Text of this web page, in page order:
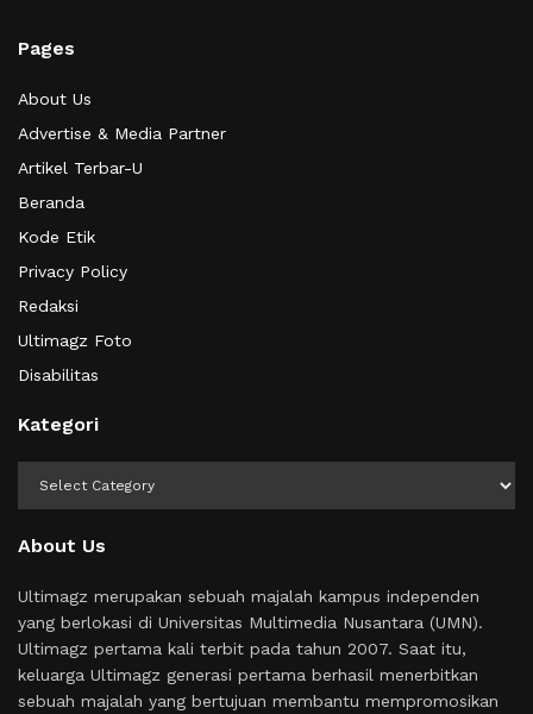
Pages
About Us
Advertise & Media Partner
Artikel Terbar-U
Beranda
Kode Etik
Privacy Policy
Redaksi
Ultimagz Foto
Disabilitas
Kategori
About Us
Ultimagz merupakan sebuah majalah kampus independen
yang berlokasi di Universitas Multimedia Nusantara (UMN).
Ultimagz pertama kali terbit pada tahun 2007. Saat itu,
keluarga Ultimagz generasi pertama berhasil menerbitkan
sebuah majalah yang bertujuan membantu mempromosikan